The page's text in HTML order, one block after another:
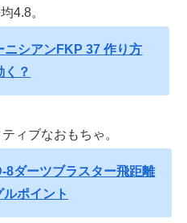
4.8。
ニシアンFKP 37 作り方
く？
ィブなおもちゃ。
8ダーツブラスター飛距離
ポイント